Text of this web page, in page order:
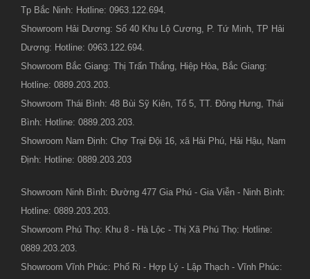
Tp Bắc Ninh: Hotline: 0963.122.694.
Showroom Hải Dương: Số 40 Khu Lộ Cương, P. Tứ Minh, TP Hải
Dương: Hotline: 0963.122.694.
Showroom Bắc Giang: Thị Trấn Thắng, Hiệp Hòa, Bắc Giang:
Hotline: 0889.203.203.
Showroom Thái Bình: 48 Bùi Sỹ Kiên, Tổ 5, TT. Đông Hưng, Thái
Bình: Hotline: 0889.203.203.
Showroom Nam Định: Chợ Trại Đội 16, xã Hải Phú, Hải Hậu, Nam
Định: Hotline: 0889.203.203
Showroom Ninh Bình: Đường 477 Gia Phú - Gia Viễn - Ninh Bình:
Hotline: 0889.203.203.
Showroom Phú Thọ: Khu 8 - Hà Lộc - Thị Xã Phú Thọ: Hotline:
0889.203.203.
Showroom Vĩnh Phúc: Phố Ri - Hợp Lý - Lập Thạch - Vĩnh Phúc: